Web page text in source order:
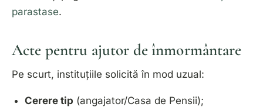
parastase.
Acte pentru ajutor de înmormântare
Pe scurt, instituțiile solicită în mod uzual:
Cerere tip (angajator/Casa de Pensii);